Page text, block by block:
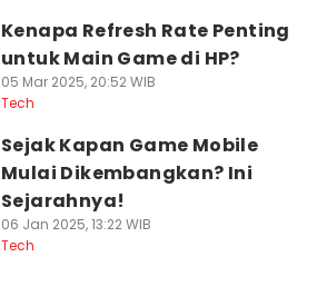
Kenapa Refresh Rate Penting
untuk Main Game di HP?
05 Mar 2025, 20:52 WIB
Tech
Sejak Kapan Game Mobile
Mulai Dikembangkan? Ini
Sejarahnya!
06 Jan 2025, 13:22 WIB
Tech